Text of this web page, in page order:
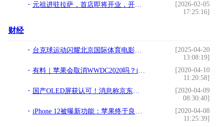
元祖进驻拉萨，首店即将开业，开启新年福运新篇章！
[2026-02-05
17:25:16]
财经
台克球运动闪耀北京国际体育电影周现场
[2025-04-20
13:08:19]
有料｜苹果会取消WWDC2020吗？iOS 14预览版会采取线上发布？
[2020-04-10
11:20:58]
国产OLED屏获认可！消息称京东方将为新iPhone供应屏幕
[2020-04-09
08:30:40]
iPhone 12被曝新功能：苹果终于良心，惊喜越来越多了
[2020-04-08
11:25:39]